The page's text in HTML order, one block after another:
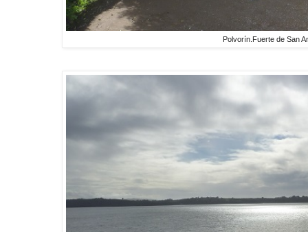
Polvorín.Fuerte de San